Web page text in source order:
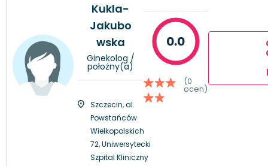
Kukla-
Jakubo
wska
Ginekolog /
położny(a)
Szczecin, al.
Powstańców
Wielkopolskich
72, Uniwersytecki
Szpital Kliniczny
0.0
(0
ocen)